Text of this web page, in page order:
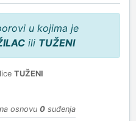
u kojima je
ili TUŽENI
TUŽENI
osnovu 0 suđenja